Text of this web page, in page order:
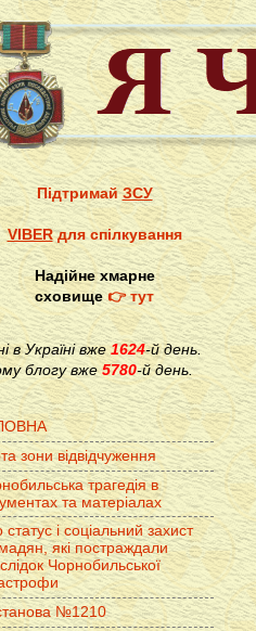
ПідтримайЗСУ
VIBERдля спілкування
Надійне хмарне
сховище👉 тут
в Україні вже1624-й день.
блогу вже 5780-й день.
зони відвідчуження
трагедія в
та матеріалах
і соціальний захист
які постраждали
Чорнобильської
№1210